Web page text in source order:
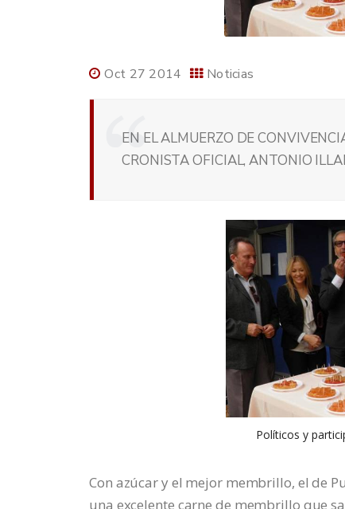
Oct 27 2014 Noticias
EN EL ALMUERZO DE
CRONISTA OFICIAL, ANTONIO
Políticos y
Con azúcar y el mejor membrillo, el de
una excelente carne de membrillo que